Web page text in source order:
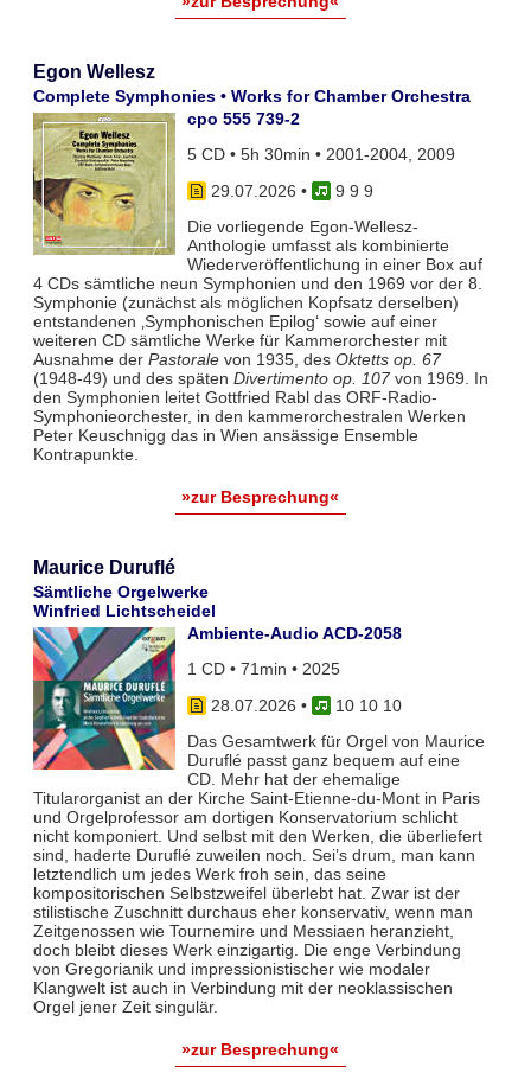
Egon Wellesz
Complete Symphonies • Works for Chamber Orchestra
cpo 555 739-2
5 CD • 5h 30min • 2001-2004, 2009
29.07.2026 •
9 9 9
Die vorliegende Egon-Wellesz-
Anthologie umfasst als kombinierte
Wiederveröffentlichung in einer Box auf
4 CDs sämtliche neun Symphonien und den 1969 vor der 8.
Symphonie (zunächst als möglichen Kopfsatz derselben)
entstandenen ‚Symphonischen Epilog‘ sowie auf einer
weiteren CD sämtliche Werke für Kammerorchester mit
Ausnahme der Pastoralevon 1935, des Oktetts op. 67
(1948-49) und des späten Divertimento op. 107von 1969. In
den Symphonien leitet Gottfried Rabl das ORF-Radio-
Symphonieorchester, in den kammerorchestralen Werken
Peter Keuschnigg das in Wien ansässige Ensemble
Kontrapunkte.
»zur Besprechung«
Maurice Duruflé
Sämtliche Orgelwerke
Winfried Lichtscheidel
Ambiente-Audio ACD-2058
1 CD • 71min • 2025
28.07.2026 •
10 10 10
Das Gesamtwerk für Orgel von Maurice
Duruflé passt ganz bequem auf eine
CD. Mehr hat der ehemalige
Titularorganist an der Kirche Saint-Etienne-du-Mont in Paris
und Orgelprofessor am dortigen Konservatorium schlicht
nicht komponiert. Und selbst mit den Werken, die überliefert
sind, haderte Duruflé zuweilen noch. Sei’s drum, man kann
letztendlich um jedes Werk froh sein, das seine
kompositorischen Selbstzweifel überlebt hat. Zwar ist der
stilistische Zuschnitt durchaus eher konservativ, wenn man
Zeitgenossen wie Tournemire und Messiaen heranzieht,
doch bleibt dieses Werk einzigartig. Die enge Verbindung
von Gregorianik und impressionistischer wie modaler
Klangwelt ist auch in Verbindung mit der neoklassischen
Orgel jener Zeit singulär.
»zur Besprechung«